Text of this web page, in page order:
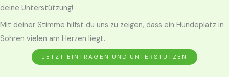
deine Unterstützung!
Mit deiner Stimme hilfst du uns zu zeigen, dass ein Hundeplatz in
Sohren vielen am Herzen liegt.
JETZT EINTRAGEN UND UNTERSTÜTZEN